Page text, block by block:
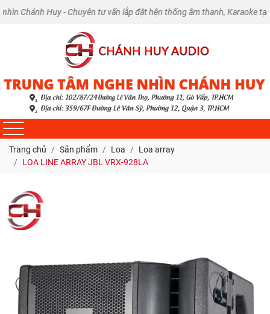
Huy - Chuyên tư vấn lắp đặt hện thống âm thanh, Karaoke tại nhà
Trang chủ Sản phẩm Loa
Loa array
LOA LINE ARRAY JBL VRX-928LA